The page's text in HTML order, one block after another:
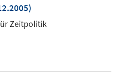
Zeitpolitik